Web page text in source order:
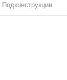
Подконструкции